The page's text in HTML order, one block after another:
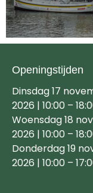
Openingstijden
Dinsdag 17
2026 | 10:00 –
Woensdag 18
2026 | 10:00 –
Donderdag 19
2026 | 10:00 –